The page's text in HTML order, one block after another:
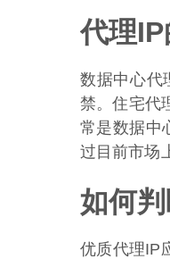
代理
数据中心代
禁。住宅代
常是数据中
过目前市场
如何
优质代理IP